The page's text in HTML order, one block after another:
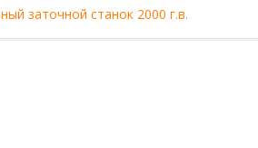
заточной станок 2000 г.в.